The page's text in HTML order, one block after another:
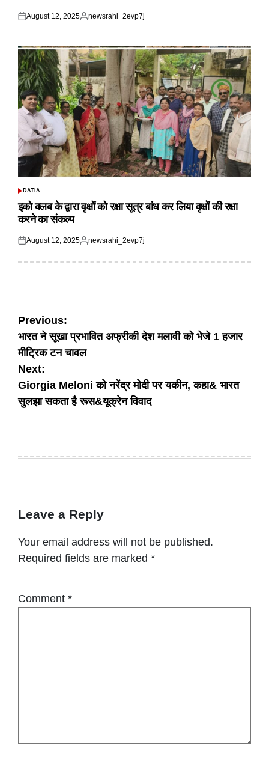
Posted
August 12, 2025
Posted
newsrahi_2evp7j
POSTED
DATIA
इको क्लब के द्वारा वृक्षों को रक्षा सूत्र बांध कर लिया वृक्षों की रक्षा
करने का संकल्प
Posted
August 12, 2025
Posted
newsrahi_2evp7j
Post
navigation
Previous:
भारत ने सूखा प्रभावित अफ्रीकी देश मलावी को भेजे 1 हजार
मीट्रिक टन चावल
Next:
Giorgia Meloni को नरेंद्र मोदी पर यकीन, कहा& भारत
सुलझा सकता है रूस&यूक्रेन विवाद
Leave a Reply
Your email address will not be published.
Required fields are marked *
Comment *